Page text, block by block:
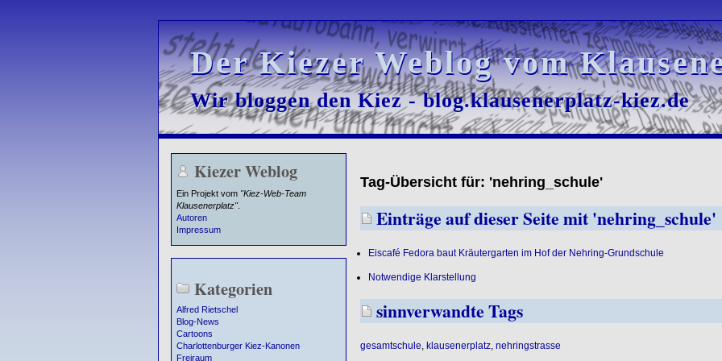
Der Kiezer Weblog vom
Der Kiezer Weblog vom
Wir bloggen den Kiez - blog.klausenerplatz-kiez.de
Wir bloggen den Kiez - blog.klausenerplatz-kiez.de
Kiezer Weblog
Ein Projekt vom "Kiez-Web-Team
Klausenerplatz".
Autoren
Impressum
Kategorien
Alfred Rietschel
Blog-News
Cartoons
Charlottenburger Kiez-Kanonen
Freiraum
Tag-Übersicht für: 'nehring_schule'
Einträge auf dieser Seite mit 'nehring_schule'
Eiscafé Fedora baut Kräutergarten im Hof der Nehring-Grundschule
Notwendige Klarstellung
sinnverwandte Tags
gesamtschule klausenerplatz, nehringstrasse